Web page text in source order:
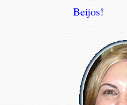
Beijos!